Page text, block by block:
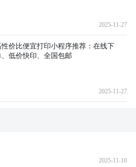
2025-11-27
性价比便宜打印小程序推荐：在线下
、低价快印、全国包邮
2025-11-27
2025-11-10